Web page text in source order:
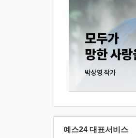
예스24 대표서비스